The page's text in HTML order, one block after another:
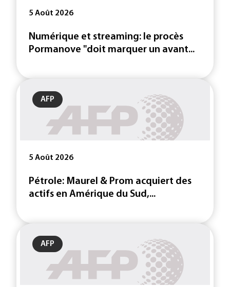
5 Août 2026
Numérique et streaming: le procès
Pormanove "doit marquer un avant...
AFP
5 Août 2026
Pétrole: Maurel & Prom acquiert des
actifs en Amérique du Sud,...
AFP